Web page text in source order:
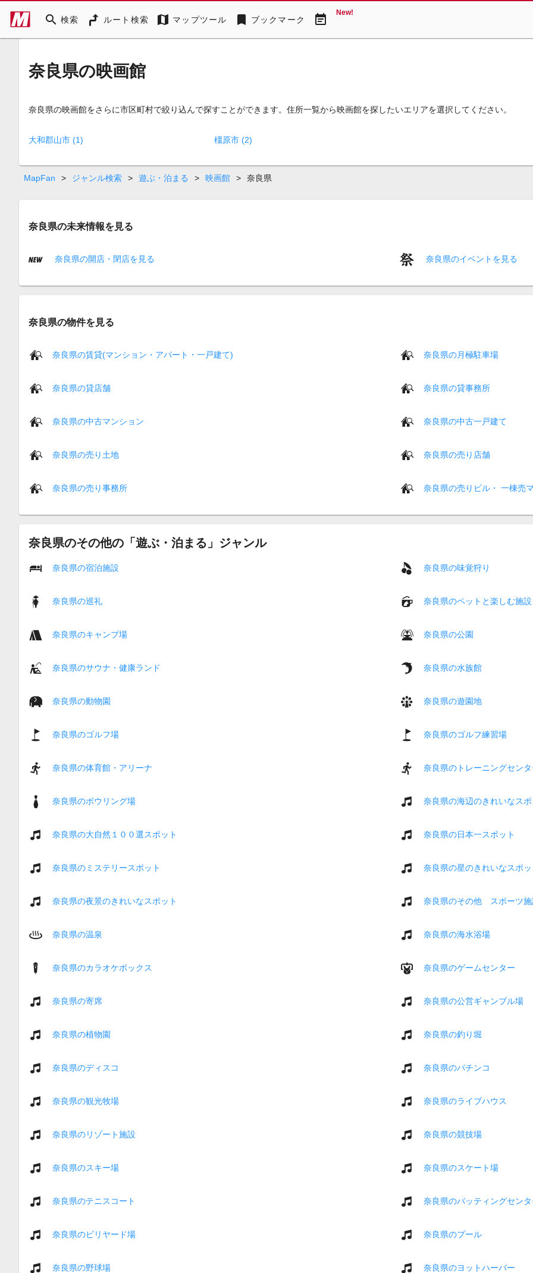
search 検索 ルート検索 map マップツール bookmark ブックマーク event_note New!
奈良県の映画館
奈良県の映画館をさらに市区町村で絞り込んで探すことができます。住所一覧から映画館を探したいエリアを選択してください。
大和郡山市 (1) 橿原市 (2)
MapFan > ジャンル検索 > 遊ぶ・泊まる > 映画館 > 奈良県
奈良県の未来情報を見る
奈良県の開店・閉店を見る 奈良県のイベントを見る
奈良県の物件を見る
奈良県の賃貸(マンション・アパート・一戸建て) 奈良県の月極駐車場
奈良県の貸店舗 奈良県の貸事務所
奈良県の中古マンション 奈良県の中古一戸建て
奈良県の売り土地 奈良県の売り店舗
奈良県の売り事務所 奈良県の売りビル・ 一棟売
奈良県のその他の「遊ぶ・泊まる」ジャンル
奈良県の宿泊施設 奈良県の味覚狩り
奈良県の巡礼 奈良県のペットと楽しむ施設
奈良県のキャンプ場 奈良県の公園
奈良県のサウナ・健康ランド 奈良県の水族館
奈良県の動物園 奈良県の遊園地
奈良県のゴルフ場 奈良県のゴルフ練習場
奈良県の体育館・アリーナ 奈良県のトレーニングセン
奈良県のボウリング場 奈良県の海辺のきれいなス
奈良県の大自然１００選スポット 奈良県の日本一スポット
奈良県のミステリースポット 奈良県の星のきれいなスポ
奈良県の夜景のきれいなスポット 奈良県のその他 スポーツ施
奈良県の温泉 奈良県の海水浴場
奈良県のカラオケボックス 奈良県のゲームセンター
奈良県の寄席 奈良県の公営ギャンブル場
奈良県の植物園 奈良県の釣り堀
奈良県のディスコ 奈良県のパチンコ
奈良県の観光牧場 奈良県のライブハウス
奈良県のリゾート施設 奈良県の競技場
奈良県のスキー場 奈良県のスケート場
奈良県のテニスコート 奈良県のバッティングセン
奈良県のビリヤード場 奈良県のプール
奈良県の野球場 奈良県のヨットハーバー